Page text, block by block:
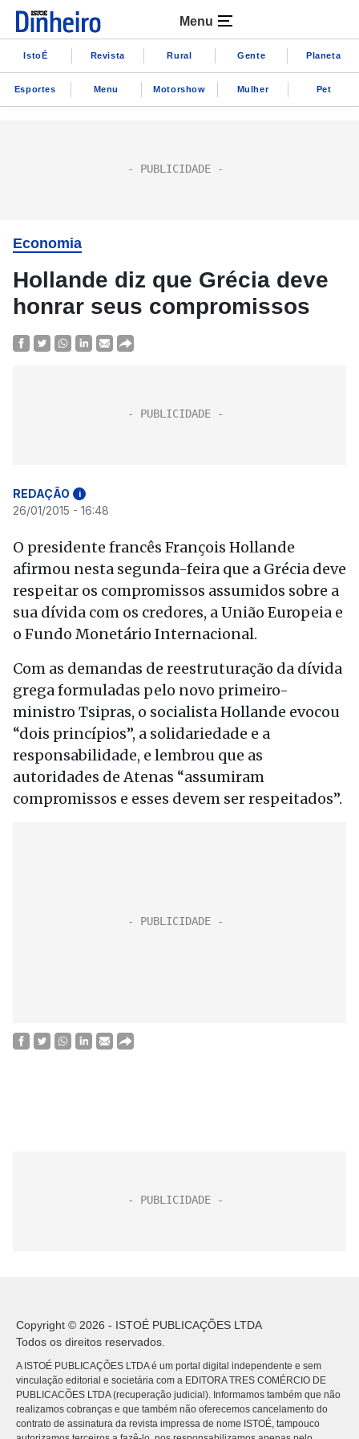
Menu
IstoÉ Revista Rural Gente Planeta
Esportes Menu Motorshow Mulher Pet
Economia
Hollande diz que Grécia deve
honrar seus compromissos
REDAÇÃO i
26/01/2015 - 16:48
O presidente francês François Hollande
afirmou nesta segunda-feira que a Grécia deve
respeitar os compromissos assumidos sobre a
sua dívida com os credores, a União Europeia e
o Fundo Monetário Internacional.
Com as demandas de reestruturação da dívida
grega formuladas pelo novo primeiro-
ministro Tsipras, o socialista Hollande evocou
“dois princípios”, a solidariedade e a
responsabilidade, e lembrou que as
autoridades de Atenas “assumiram
compromissos e esses devem ser respeitados”.
Copyright © 2026 - ISTOÉ PUBLICAÇÕES LTDA
Todos os direitos reservados.
A ISTOÉ PUBLICAÇÕES LTDA é um portal digital independente e sem
vinculação editorial e societária com a EDITORA TRES COMÉRCIO DE
PUBLICACÕES LTDA (recuperação judicial). Informamos também que não
realizamos cobranças e que também não oferecemos cancelamento do
contrato de assinatura da revista impressa de nome ISTOÉ, tampouco